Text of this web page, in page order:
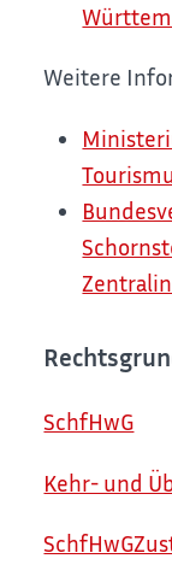
Weitere
SchfHwG
Kehr- und